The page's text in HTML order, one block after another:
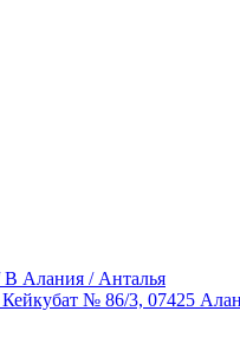
Алания / Анталья
№ 86/3, 07425